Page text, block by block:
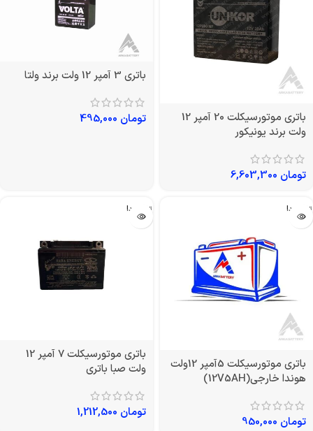
باتری موتورسیکلت 20 آمپر 12
ولت برند یونیکور
تومان
باتری 3 آمپر 12 ولت برند ولتا
تومان
تمام شد!
باتری موتورسیکلت 5آمپر 12ولت
هوندا خارجی(12V5AH)
تومان
تمام شد!
باتری موتورسیکلت 7 آمپر 12
ولت صبا باتری
تومان